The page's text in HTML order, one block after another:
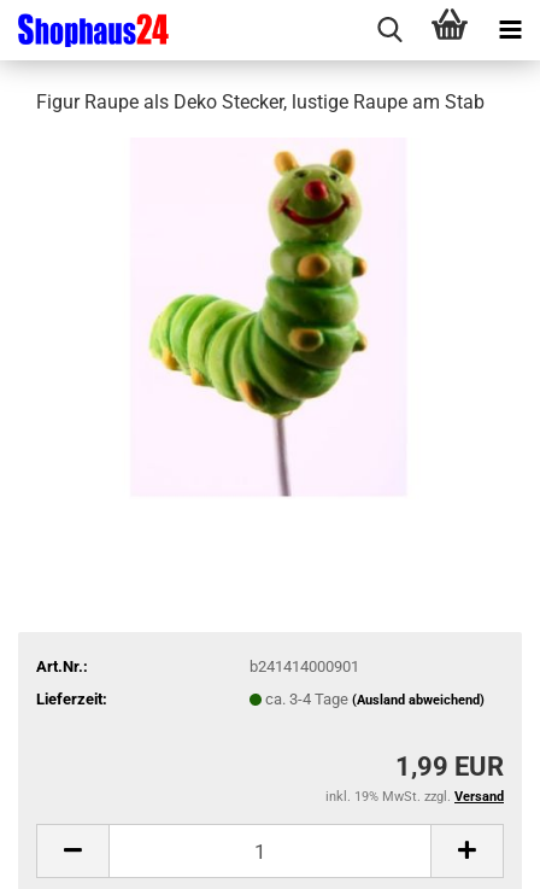
Figur Raupe als Deko Stecker, lustige Raupe am Stab
Art.Nr.:
b241414000901
Lieferzeit:
ca. 3-4 Tage (Ausland abweichend)
1,99 EUR
inkl. 19% MwSt. zzgl. Versand